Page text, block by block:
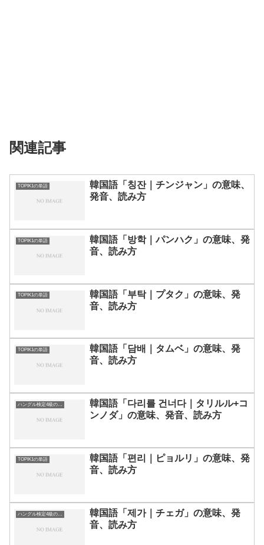
関連記事
TOPIK1の単語
韓国語「칭잔｜チンジャン」の意味、
発音、読み方
TOPIK1の単語
韓国語「방학｜パンハク」の意味、発
音、読み方
TOPIK1の単語
韓国語「부탁｜プタク」の意味、発
音、読み方
TOPIK1の単語
韓国語「담배｜タムベ」の意味、発
音、読み方
ハングル検定4級の単語
韓国語「다리를 건너다｜タリルル+コ
ンノダ」の意味、発音、読み方
TOPIK1の単語
韓国語「편리｜ピョルリ」の意味、発
音、読み方
ハングル検定4級の単語
韓国語「제가｜チェガ」の意味、発
音、読み方